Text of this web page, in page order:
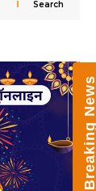
Search